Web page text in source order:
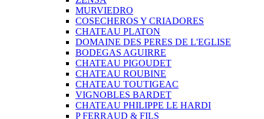
MURVIEDRO
COSECHEROS Y CRIADORES
CHATEAU PLATON
DOMAINE DES PERES DE L'EGLISE
BODEGAS AGUIRRE
CHATEAU PIGOUDET
CHATEAU ROUBINE
CHATEAU TOUTIGEAC
VIGNOBLES BARDET
CHATEAU PHILIPPE LE HARDI
P FERRAUD & FILS